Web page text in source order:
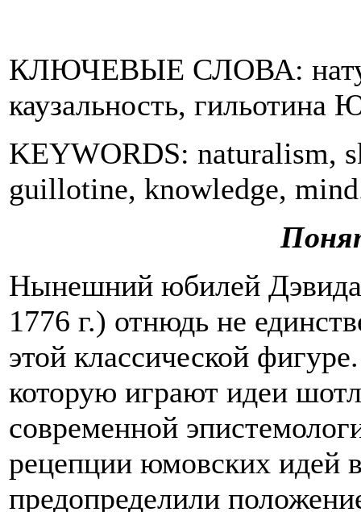
КЛЮЧЕВЫЕ СЛОВА:
каузальность, гильотина
KEYWORDS: naturalism,
guillotine, knowledge,
Нынешний юбилей
1776 г.) отнюдь не
этой классической
которую играют идеи
современной
рецепции юмовских идей
предопределили